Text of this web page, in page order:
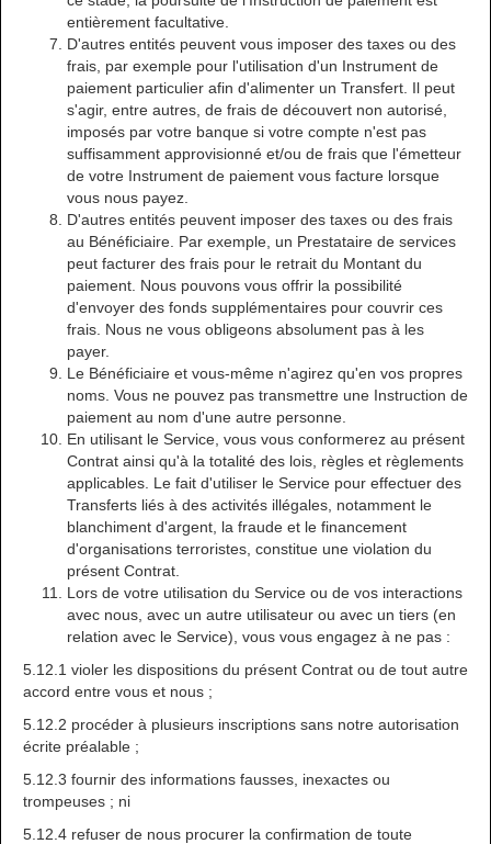
entièrement facultative.
D'autres entités peuvent vous imposer des taxes ou des
frais, par exemple pour l'utilisation d'un Instrument de
paiement particulier afin d'alimenter un Transfert. Il peut
s'agir, entre autres, de frais de découvert non autorisé,
imposés par votre banque si votre compte n'est pas
suffisamment approvisionné et/ou de frais que l'émetteur
de votre Instrument de paiement vous facture lorsque
vous nous payez.
D'autres entités peuvent imposer des taxes ou des frais
au Bénéficiaire. Par exemple, un Prestataire de services
peut facturer des frais pour le retrait du Montant du
paiement. Nous pouvons vous offrir la possibilité
d'envoyer des fonds supplémentaires pour couvrir ces
frais. Nous ne vous obligeons absolument pas à les
payer.
Le Bénéficiaire et vous-même n'agirez qu'en vos propres
noms. Vous ne pouvez pas transmettre une Instruction de
paiement au nom d'une autre personne.
En utilisant le Service, vous vous conformerez au présent
Contrat ainsi qu'à la totalité des lois, règles et règlements
applicables. Le fait d'utiliser le Service pour effectuer des
Transferts liés à des activités illégales, notamment le
blanchiment d'argent, la fraude et le financement
d'organisations terroristes, constitue une violation du
présent Contrat.
Lors de votre utilisation du Service ou de vos interactions
avec nous, avec un autre utilisateur ou avec un tiers (en
relation avec le Service), vous vous engagez à ne pas :
5.12.1 violer les dispositions du présent Contrat ou de tout autre
accord entre vous et nous ;
5.12.2 procéder à plusieurs inscriptions sans notre autorisation
écrite préalable ;
5.12.3 fournir des informations fausses, inexactes ou
trompeuses ; ni
5.12.4 refuser de nous procurer la confirmation de toute